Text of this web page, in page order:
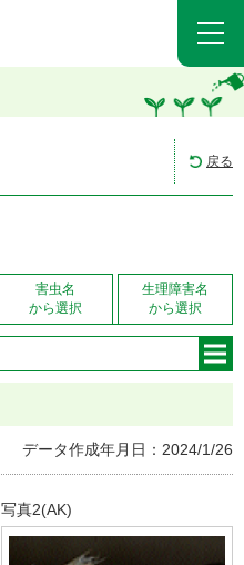
戻る
害虫名
から選択
生理障害名
から選択
データ作成年月日：2024/1/26
写真2(AK)